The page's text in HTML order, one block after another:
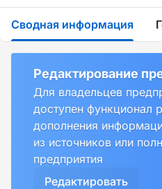
Сводная информация
Редактирование
Для владельцев
доступен функционал
дополнения
из источников или
предприятия
Редактировать